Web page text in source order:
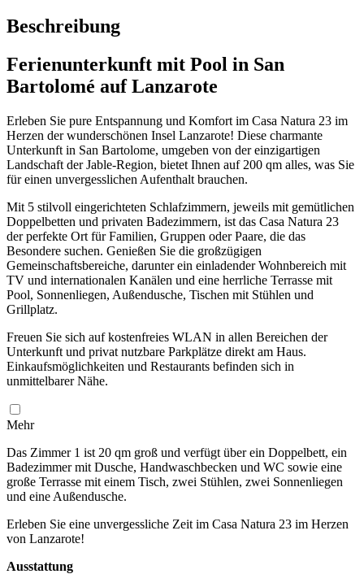
Beschreibung
Ferienunterkunft mit Pool in San
Bartolomé auf Lanzarote
Erleben Sie pure Entspannung und Komfort im Casa Natura 23 im
Herzen der wunderschönen Insel Lanzarote! Diese charmante
Unterkunft in San Bartolome, umgeben von der einzigartigen
Landschaft der Jable-Region, bietet Ihnen auf 200 qm alles, was Sie
für einen unvergesslichen Aufenthalt brauchen.
Mit 5 stilvoll eingerichteten Schlafzimmern, jeweils mit gemütlichen
Doppelbetten und privaten Badezimmern, ist das Casa Natura 23
der perfekte Ort für Familien, Gruppen oder Paare, die das
Besondere suchen. Genießen Sie die großzügigen
Gemeinschaftsbereiche, darunter ein einladender Wohnbereich mit
TV und internationalen Kanälen und eine herrliche Terrasse mit
Pool, Sonnenliegen, Außendusche, Tischen mit Stühlen und
Grillplatz.
Freuen Sie sich auf kostenfreies WLAN in allen Bereichen der
Unterkunft und privat nutzbare Parkplätze direkt am Haus.
Einkaufsmöglichkeiten und Restaurants befinden sich in
unmittelbarer Nähe.
Mehr
Das Zimmer 1 ist 20 qm groß und verfügt über ein Doppelbett, ein
Badezimmer mit Dusche, Handwaschbecken und WC sowie eine
große Terrasse mit einem Tisch, zwei Stühlen, zwei Sonnenliegen
und eine Außendusche.
Erleben Sie eine unvergessliche Zeit im Casa Natura 23 im Herzen
von Lanzarote!
Ausstattung